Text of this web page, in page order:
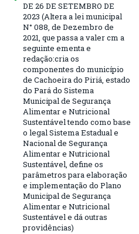
DE 26 DE SETEMBRO DE
2023 (Altera a lei municipal
N° 088, de Dezembro de
2021, que passa a valer cm a
seguinte ementa e
redação:cria os
componentes do município
de Cachoeira do Piriá, estado
do Pará do Sistema
Municipal de Segurança
Alimentar e Nutricional
Sustentável tendo como base
o legal Sistema Estadual e
Nacional de Segurança
Alimentar e Nutricional
Sustentável, define os
parâmetros para elaboração
e implementação do Plano
Municipal de Segurança
Alimentar e Nutricional
Sustentável e dá outras
providências)